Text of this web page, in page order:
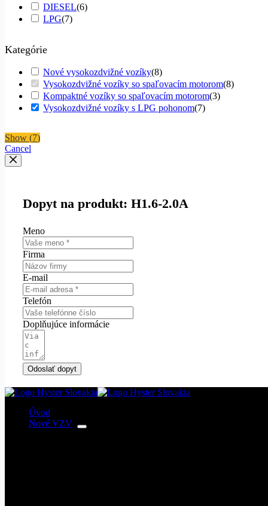
DIESEL(6)
LPG(7)
Kategórie
Nové vysokozdvižné vozíky(8)
Vysokozdvižné vozíky so spaľovacím motorom(8)
Kompaktné vozíky so spaľovacím motorom(3)
Vysokozdvižné vozíky s LPG pohonom(7)
Show (7)
Cancel
Dopyt na produkt: H1.6-2.0A
Meno
Firma
E-mail
Telefón
Doplňujúce informácie
Odoslať dopyt
Úvod
Nové VZV